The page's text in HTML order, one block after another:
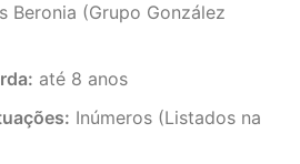
Beronia (Grupo González
até 8 anos
Inúmeros (Listados na